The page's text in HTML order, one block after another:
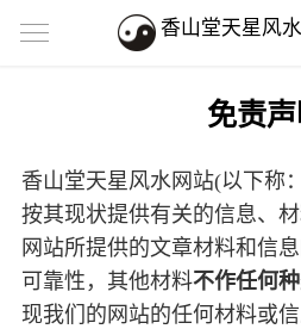
香山堂天星风
免责声
香山堂天星风水网站(以下称
按其现状提供有关的信息、
网站所提供的文章材料和信
可靠性，其他材料不作任何
现我们的网站的任何材料或